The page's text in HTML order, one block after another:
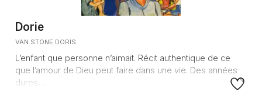
Dorie
VAN STONE DORIS
L’enfant que personne n’aimait. Récit authentique de ce
que l’amour de Dieu peut faire dans une vie. Des années
dures, ...